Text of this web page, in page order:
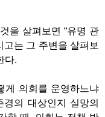
을 살펴보면“유명 관
고는 그 주변을 살펴보
다.
게 의회를 운영하느냐
의 대상인지 실망의